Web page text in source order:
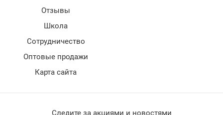
Отзывы
Школа
Сотрудничество
Оптовые продажи
Карта сайта
Следите за акциями и новостями